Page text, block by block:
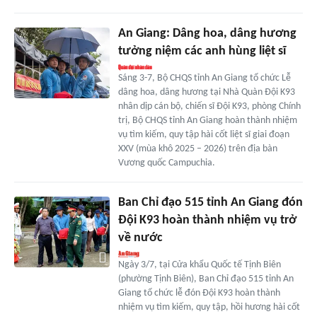
An Giang: Dâng hoa, dâng hương
tưởng niệm các anh hùng liệt sĩ
Sáng 3-7, Bộ CHQS tỉnh An Giang tổ chức Lễ
dâng hoa, dâng hương tại Nhà Quàn Đội K93
nhân dịp cán bộ, chiến sĩ Đội K93, phòng Chính
trị, Bộ CHQS tỉnh An Giang hoàn thành nhiệm
vụ tìm kiếm, quy tập hài cốt liệt sĩ giai đoạn
XXV (mùa khô 2025 – 2026) trên địa bàn
Vương quốc Campuchia.
Ban Chỉ đạo 515 tỉnh An Giang đón
Đội K93 hoàn thành nhiệm vụ trở
về nước
Ngày 3/7, tại Cửa khẩu Quốc tế Tịnh Biên
(phường Tịnh Biên), Ban Chỉ đạo 515 tỉnh An
Giang tổ chức lễ đón Đội K93 hoàn thành
nhiệm vụ tìm kiếm, quy tập, hồi hương hài cốt